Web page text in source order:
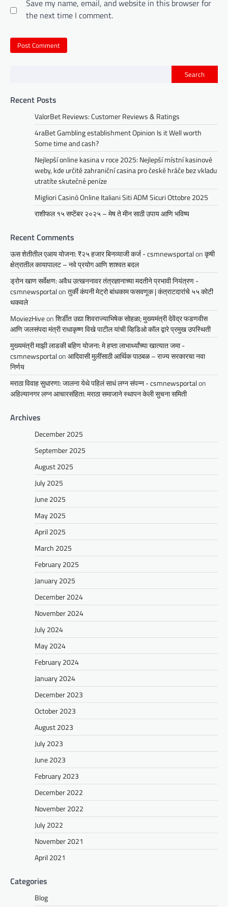
Save my name, email, and website in this browser for
the next time I comment.
Search
Recent Posts
ValorBet Reviews: Customer Reviews & Ratings
4raBet Gambling establishment Opinion Is it Well worth
Some time and cash?
Nejlepší online kasina v roce 2025: Nejlepší místní kasinové
weby, kde určitě zahraniční casina pro české hráče bez vkladu
utratíte skutečné peníze
Migliori Casinò Online Italiani Siti ADM Sicuri Ottobre 2025
राशीफल १५ सप्टेंबर २०२५ – मेष ते मीन साठी उपाय आणि भविष्य
Recent Comments
ऊस शेतीतील एआय योजना: ₹२५ हजार बिनव्याजी कर्ज - csmnewsportalonकृषी
क्षेत्रातील कायापालट – नवे प्रयोग आणि शाश्वत बदल
ड्रोन खाण सर्वेक्षण: अवैध उत्खननावर तंत्रज्ञानाच्या मदतीने प्रभावी नियंत्रण -
csmnewsportalonतुर्की कंपनी मेट्रो बांधकाम फसवणूक | कंत्राटदारांचे ५५ कोटी
थकवले
MoviezHiveonशिर्डीत उद्या शिवराज्याभिषेक सोहळा; मुख्यमंत्री देवेंद्र फडणवीस
आणि जलसंपदा मंत्री राधाकृष्ण विखे पाटील यांची व्हिडिओ कॉल द्वारे प्रमुख उपस्थिती
मुख्यमंत्री माझी लाडकी बहिण योजना: मे हप्ता लाभार्थ्यांच्या खात्यात जमा -
csmnewsportalonआदिवासी मुलींसाठी आर्थिक पाठबळ – राज्य सरकारचा नवा
निर्णय
मराठा विवाह सुधारणा: जालना येथे पहिलं साधं लग्न संपन्न - csmnewsportalon
अहिल्यानगर लग्न आचारसंहिता: मराठा समाजाने स्थापन केली सुचना समिती
Archives
December 2025
September 2025
August 2025
July 2025
June 2025
May 2025
April 2025
March 2025
February 2025
January 2025
December 2024
November 2024
July 2024
May 2024
February 2024
January 2024
December 2023
October 2023
August 2023
July 2023
June 2023
February 2023
December 2022
November 2022
July 2022
November 2021
April 2021
Categories
Blog